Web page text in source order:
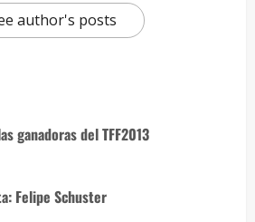
author's posts
ganadoras del TFF2013
Felipe Schuster